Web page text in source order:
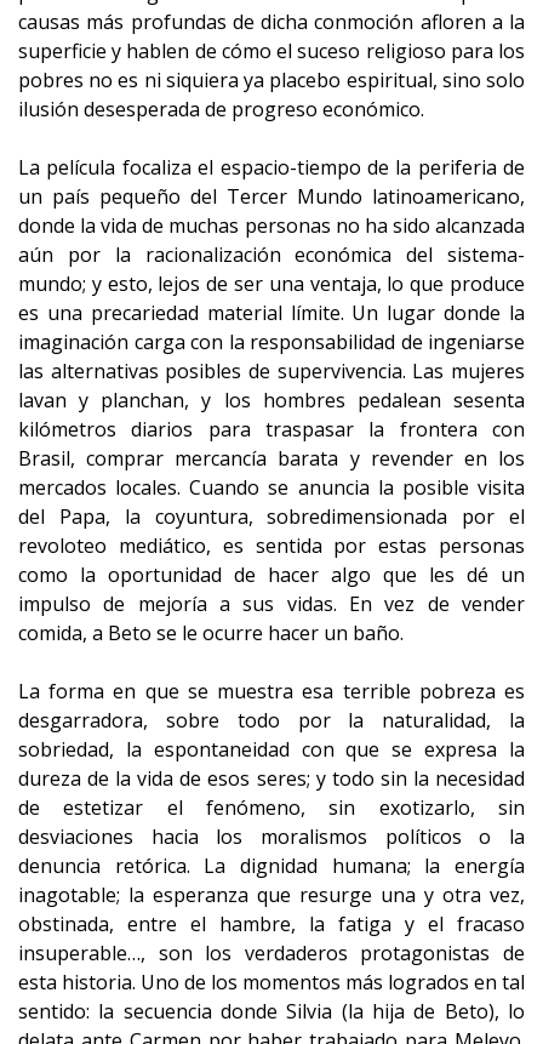
causas más profundas de dicha conmoción afloren a la
superficie y hablen de cómo el suceso religioso para los
pobres no es ni siquiera ya placebo espiritual, sino solo
ilusión desesperada de progreso económico.
La película focaliza el espacio-tiempo de la periferia de
un país pequeño del Tercer Mundo latinoamericano,
donde la vida de muchas personas no ha sido alcanzada
aún por la racionalización económica del sistema-
mundo; y esto, lejos de ser una ventaja, lo que produce
es una precariedad material límite. Un lugar donde la
imaginación carga con la responsabilidad de ingeniarse
las alternativas posibles de supervivencia. Las mujeres
lavan y planchan, y los hombres pedalean sesenta
kilómetros diarios para traspasar la frontera con
Brasil, comprar mercancía barata y revender en los
mercados locales. Cuando se anuncia la posible visita
del Papa, la coyuntura, sobredimensionada por el
revoloteo mediático, es sentida por estas personas
como la oportunidad de hacer algo que les dé un
impulso de mejoría a sus vidas. En vez de vender
comida, a Beto se le ocurre hacer un baño.
La forma en que se muestra esa terrible pobreza es
desgarradora, sobre todo por la naturalidad, la
sobriedad, la espontaneidad con que se expresa la
dureza de la vida de esos seres; y todo sin la necesidad
de estetizar el fenómeno, sin exotizarlo, sin
desviaciones hacia los moralismos políticos o la
denuncia retórica. La dignidad humana; la energía
inagotable; la esperanza que resurge una y otra vez,
obstinada, entre el hambre, la fatiga y el fracaso
insuperable…, son los verdaderos protagonistas de
esta historia. Uno de los momentos más logrados en tal
sentido: la secuencia donde Silvia (la hija de Beto), lo